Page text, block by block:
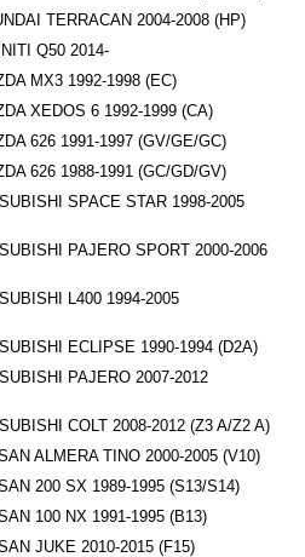
TERRACAN 2004-2008 (HP)
Q50 2014-
MX3 1992-1998 (EC)
XEDOS 6 1992-1999 (CA)
626 1991-1997 (GV/GE/GC)
626 1988-1991 (GC/GD/GV)
SPACE STAR 1998-2005
PAJERO SPORT 2000-2006
L400 1994-2005
ECLIPSE 1990-1994 (D2A)
PAJERO 2007-2012
COLT 2008-2012 (Z3 A/Z2 A)
ALMERA TINO 2000-2005 (V10)
200 SX 1989-1995 (S13/S14)
100 NX 1991-1995 (B13)
JUKE 2010-2015 (F15)